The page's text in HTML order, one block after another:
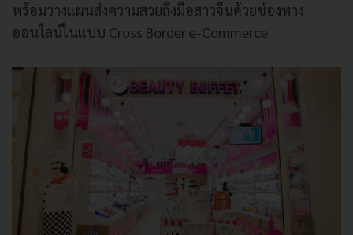
พร้อมวางแผนส่งความสวยถึงมือสาวจีนด้วยช่องทาง
ออนไลน์ในแบบ Cross Border e-Commerce